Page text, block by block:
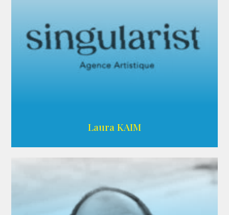
Laura KAIM